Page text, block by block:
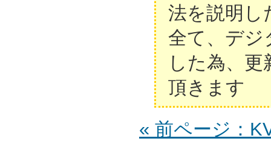
法を説明し
全て、デジ
した為、
頂きます
« 前ページ：